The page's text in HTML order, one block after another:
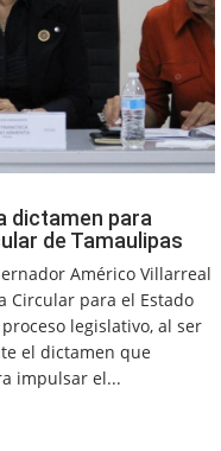
dictamen para
de Tamaulipas
Américo Villarreal
Circular para el Estado
legislativo, al ser
el dictamen que
impulsar el...